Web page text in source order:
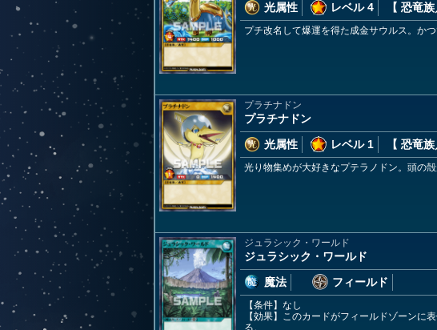
光属性
レベル 4 【 恐竜族
プチ改名して爆運を得た成金サウルス。か
プラチナドン
プラチナドン
光属性
レベル 1 【 恐竜族
光り物集めが大好きなプテラノドン。頭の殻
ジュラシック・ワールド
ジュラシック・ワールド
魔法
フィールド
【条件】なし
【効果】このカードがフィールドゾーンに
る。